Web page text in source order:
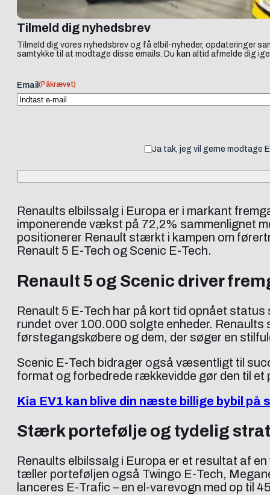
Tilmeld dig nyhedsbrev
Tilmeld dig vores nyhedsbrev og få elbil-nyheder, opdateringer
samtykke til at modtage disse emails. Du kan altid afmelde dig
Email (Påkrævet)
Ja tak, jeg vil gerne modtage
Renaults elbilssalg i Europa er i markant
imponerende vækst på 72,2% sammenlignet
positionerer Renault stærkt i kampen om
Renault 5 E-Tech og Scenic E-Tech.
Renault 5 og Scenic driver
Renault 5 E-Tech har på kort tid opnået
rundet over 100.000 solgte enheder.
førstegangskøbere og dem, der søger en
Scenic E-Tech bidrager også væsentligt til
format og forbedrede rækkevidde gør den til
Kia EV1 kan blive din næste billige bybil på
Stærk portefølje og tydelig
Renaults elbilssalg i Europa er et resultat af
tæller porteføljen også Twingo E-Tech,
lanceres E-Trafic – en el-varevogn med op til